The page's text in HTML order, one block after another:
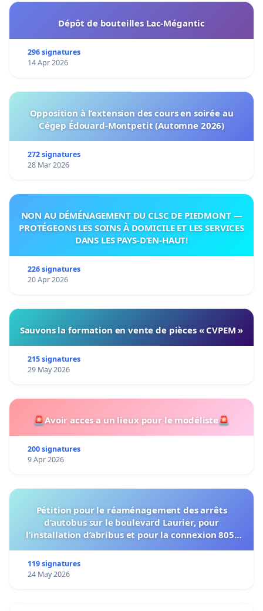
Dépôt de bouteilles Lac-Mégantic
296 signatures
14 Apr 2026
Opposition à l’extension des cours en soirée au
Cégep Édouard-Montpetit (Automne 2026)
272 signatures
28 Mar 2026
NON AU DÉMÉNAGEMENT DU CLSC DE PIEDMONT —
PROTÉGEONS LES SOINS À DOMICILE ET LES SERVICES
DANS LES PAYS-D’EN-HAUT!
226 signatures
20 Apr 2026
Sauvons la formation en vente de pièces « CVPEM »
215 signatures
29 May 2026
🚨Avoir acces a un lieux pour le modéliste🚨
200 signatures
9 Apr 2026
Pétition pour le réaménagement des arrêts
d’autobus sur le boulevard Laurier, pour
l’installation d’abribus et pour la connexion 805-
119 signatures
24 May 2026